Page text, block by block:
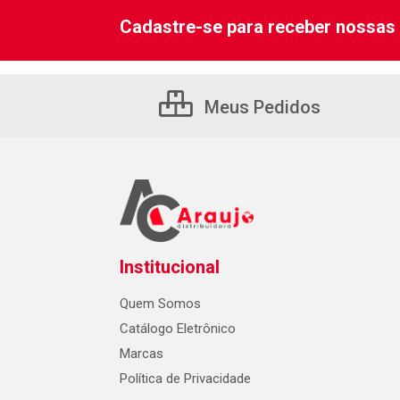
Cadastre-se para receber
Meus Pedidos
Institucional
Quem Somos
Catálogo Eletrônico
Marcas
Política de Privacidade